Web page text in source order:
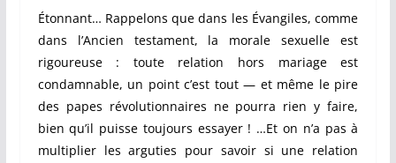
Étonnant… Rappelons que dans les Évangiles, comme
dans l’Ancien testament, la morale sexuelle est
rigoureuse : toute relation hors mariage est
condamnable, un point c’est tout — et même le pire
des papes révolutionnaires ne pourra rien y faire,
bien qu’il puisse toujours essayer ! …Et on n’a pas à
multiplier les arguties pour savoir si une relation